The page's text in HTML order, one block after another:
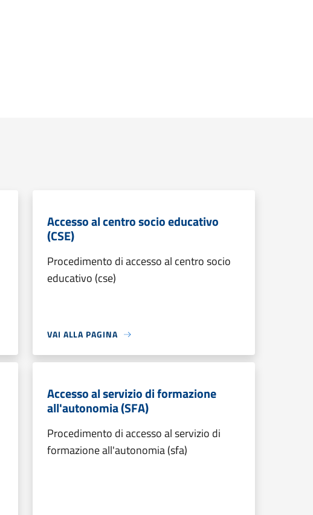
Accesso al centro socio educativo
(CSE)
Procedimento di accesso al centro socio
educativo (cse)
VAI ALLA PAGINA
Accesso al servizio di formazione
all'autonomia (SFA)
Procedimento di accesso al servizio di
formazione all'autonomia (sfa)